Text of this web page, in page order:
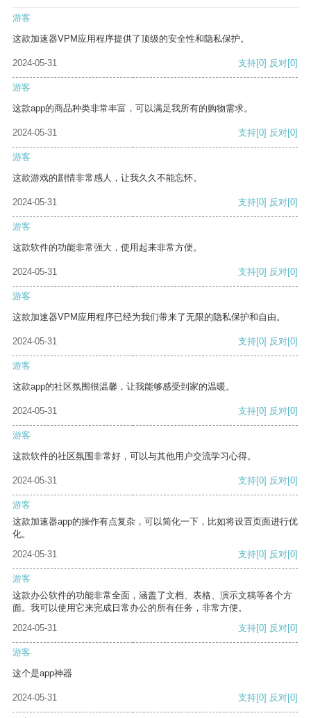
游客
这款加速器VPM应用程序提供了顶级的安全性和隐私保护。
2024-05-31 支持[0] 反对[0]
游客
这款app的商品种类非常丰富，可以满足我所有的购物需求。
2024-05-31 支持[0] 反对[0]
游客
这款游戏的剧情非常感人，让我久久不能忘怀。
2024-05-31 支持[0] 反对[0]
游客
这款软件的功能非常强大，使用起来非常方便。
2024-05-31 支持[0] 反对[0]
游客
这款加速器VPM应用程序已经为我们带来了无限的隐私保护和自由。
2024-05-31 支持[0] 反对[0]
游客
这款app的社区氛围很温馨，让我能够感受到家的温暖。
2024-05-31 支持[0] 反对[0]
游客
这款软件的社区氛围非常好，可以与其他用户交流学习心得。
2024-05-31 支持[0] 反对[0]
游客
这款加速器app的操作有点复杂，可以简化一下，比如将设置页面进行优
化。
2024-05-31
支持[0] 反对[0]
游客
这款办公软件的功能非常全面，涵盖了文档、表格、演示文稿等各个方
面。我可以使用它来完成日常办公的所有任务，非常方便。
2024-05-31
支持[0] 反对[0]
游客
这个是app神器
2024-05-31 支持[0] 反对[0]